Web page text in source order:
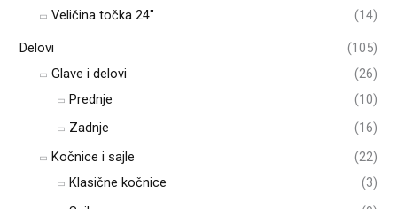
Veličina točka 24"
(14)
Delovi
(105)
Glave i delovi
(26)
Prednje
(10)
Zadnje
(16)
Kočnice i sajle
(22)
Klasične kočnice
(3)